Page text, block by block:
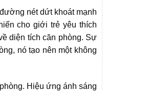
nét dứt khoát mạnh
cho giới trẻ yêu thích
diện tích căn phòng. Sự
nó tạo nên một không
Hiệu ứng ánh sáng